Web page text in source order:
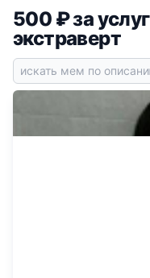
500 ₽ за
экстраверт